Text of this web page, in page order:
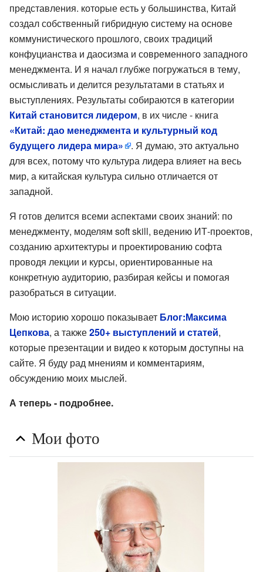
представления. которые есть у большинства, Китай
создал собственный гибридную систему на основе
коммунистического прошлого, своих традиций
конфуцианства и даосизма и современного западного
менеджмента. И я начал глубже погружаться в тему,
осмысливать и делится результатами в статьях и
выступлениях. Результаты собираются в категории
Китай становится лидером, в их числе - книга
«Китай: дао менеджмента и культурный код
будущего лидера мира»
. Я думаю, это актуально
для всех, потому что культура лидера влияет на весь
мир, а китайская культура сильно отличается от
западной.
Я готов делится всеми аспектами своих знаний: по
менеджменту, моделям soft skill, ведению ИТ-проектов,
созданию архитектуры и проектированию софта
проводя лекции и курсы, ориентированные на
конкретную аудиторию, разбирая кейсы и помогая
разобраться в ситуации.
Мою историю хорошо показывает Блог:Максима
Цепкова, а также250+ выступлений и статей,
которые презентации и видео к которым доступны на
сайте. Я буду рад мнениям и комментариям,
обсуждению моих мыслей.
А теперь - подробнее.
Мои фото